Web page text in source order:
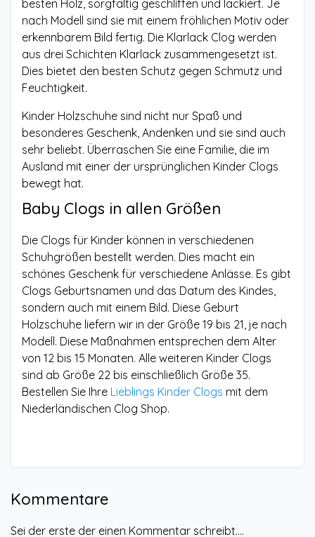
besten Holz, sorgfältig geschliffen und lackiert. Je
nach Modell sind sie mit einem fröhlichen Motiv oder
erkennbarem Bild fertig. Die Klarlack Clog werden
aus drei Schichten Klarlack zusammengesetzt ist.
Dies bietet den besten Schutz gegen Schmutz und
Feuchtigkeit.
Kinder Holzschuhe sind nicht nur Spaß und
besonderes Geschenk, Andenken und sie sind auch
sehr beliebt. Überraschen Sie eine Familie, die im
Ausland mit einer der ursprünglichen Kinder Clogs
bewegt hat.
Baby Clogs in allen Größen
Die Clogs für Kinder können in verschiedenen
Schuhgrößen bestellt werden. Dies macht ein
schönes Geschenk für verschiedene Anlässe. Es gibt
Clogs Geburtsnamen und das Datum des Kindes,
sondern auch mit einem Bild. Diese Geburt
Holzschuhe liefern wir in der Größe 19 bis 21, je nach
Modell. Diese Maßnahmen entsprechen dem Alter
von 12 bis 15 Monaten. Alle weiteren Kinder Clogs
sind ab Größe 22 bis einschließlich Größe 35.
Bestellen Sie Ihre Lieblings Kinder Clogs mit dem
Niederländischen Clog Shop.
Kommentare
Sei der erste der einen Kommentar schreibt....